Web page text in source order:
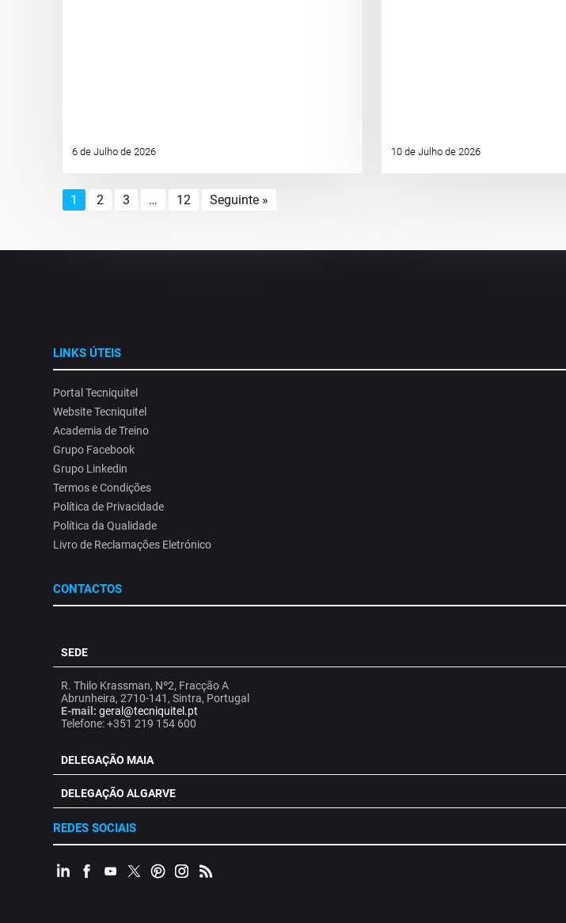
6 de Julho de 2026 10 de Julho de 2026
1 2 3 … 12 Seguinte »
LINKS ÚTEIS
Portal Tecniquitel
Website Tecniquitel
Academia de Treino
Grupo Facebook
Grupo Linkedin
Termos e Condições
Política de Privacidade
Política da Qualidade
Livro de Reclamações Eletrónico
CONTACTOS
SEDE
R. Thilo Krassman, Nº2, Fracção A
Abrunheira, 2710-141, Sintra, Portugal
E-mail: geral@tecniquitel.pt
Telefone: +351 219 154 600
DELEGAÇÃO MAIA
DELEGAÇÃO ALGARVE
REDES SOCIAIS
. .